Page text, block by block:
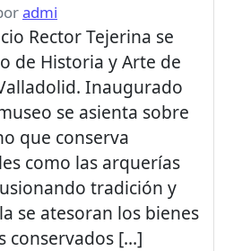
admi
Rector Tejerina se
de Historia y Arte de
Inaugurado
se asienta sobre
que conserva
como las arquerías
tradición y
se atesoran los bienes
conservados […]